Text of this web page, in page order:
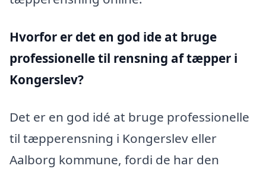
Hvorfor er det en god ide at bruge
professionelle til rensning af tæpper i
Kongerslev?
Det er en god idé at bruge professionelle
til tæpperensning i Kongerslev eller
Aalborg kommune, fordi de har den